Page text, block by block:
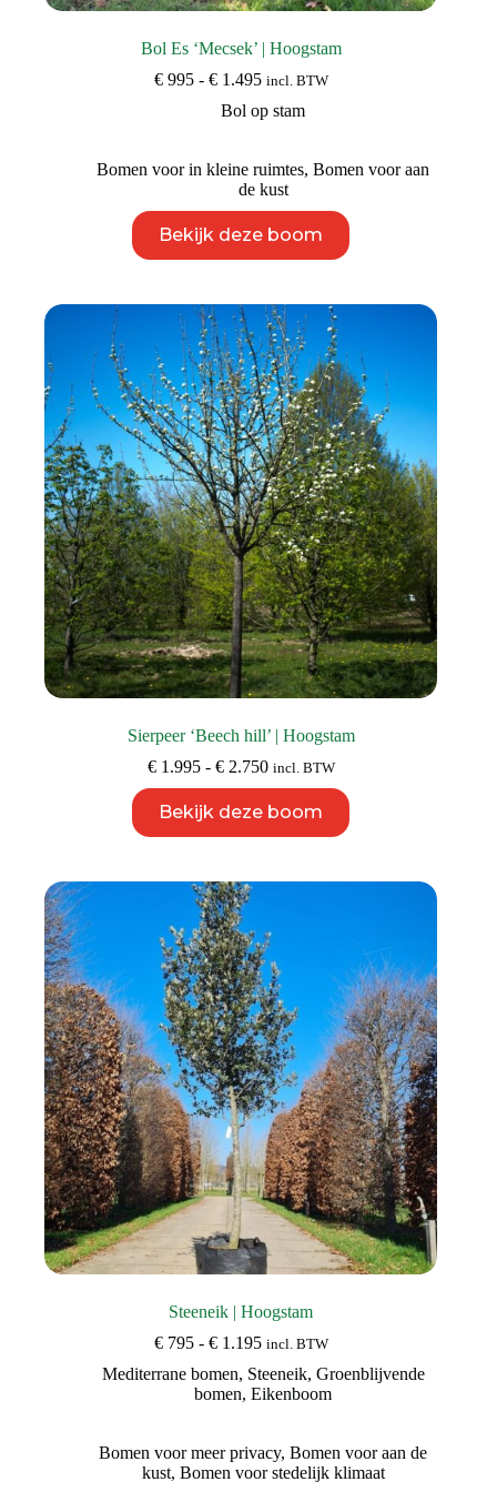
Bol Es ‘Mecsek’ | Hoogstam
€995 - €1.495Prijsklasse:
tot
incl. BTW
Bol op stam
Bomen voor in kleine ruimtes,Bomen voor aan
de kust
Bekijk deze boom
product
heeft
variaties.
Deze
optie
kan
gekozen
worden
op
de
productpagina
Sierpeer ‘Beech hill’ | Hoogstam
€1.995 - €2.750Prijsklasse:
€ 1.995
tot
incl. BTW
Bekijk deze boom
product
heeft
Deze
optie
kan
gekozen
worden
op
de
productpagina
Steeneik | Hoogstam
€795 - €1.195Prijsklasse:
tot
€ 1.195
incl. BTW
Mediterrane bomen, Steeneik, Groenblijvende
bomen,Eikenboom
Bomen voor meer privacy,Bomen voor aan de
kust, Bomen voor stedelijk klimaat